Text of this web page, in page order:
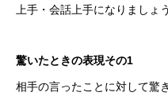
上手・会話上手になりましょ
驚いたときの表現その1
相手の言ったことに対して驚